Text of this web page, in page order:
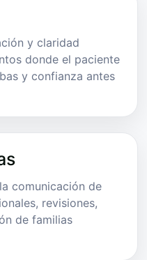
y claridad
donde el paciente
y confianza antes
comunicación de
revisiones,
de familias